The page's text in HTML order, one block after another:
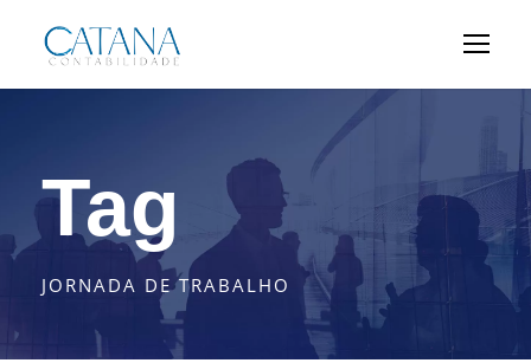
Tag
JORNADA DE TRABALHO